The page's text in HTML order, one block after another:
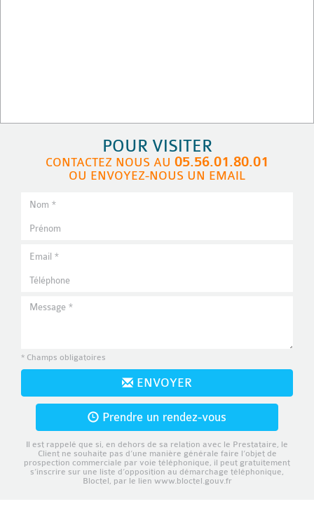
POUR VISITER
CONTACTEZ NOUS AU 05.56.01.80.01
OU ENVOYEZ-NOUS UN EMAIL
* Champs obligatoires
ENVOYER
Prendre un rendez-vous
Il est rappelé que si, en dehors de sa relation avec le Prestataire, le
Client ne souhaite pas d’une manière générale faire l’objet de
prospection commerciale par voie téléphonique, il peut gratuitement
s’inscrire sur une liste d’opposition au démarchage téléphonique,
Bloctel, par le lien www.bloctel.gouv.fr